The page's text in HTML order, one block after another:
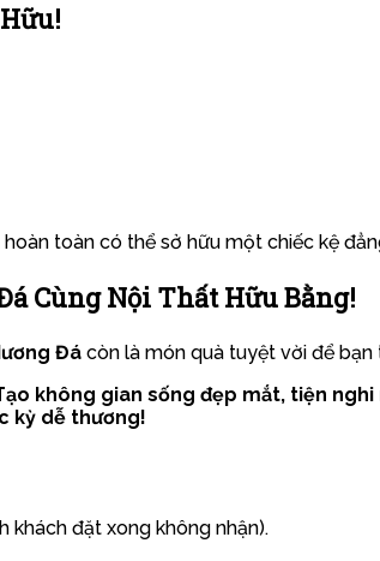
toàn có thể sở hữu một chiếc kệ
Cùng Nội Thất Hữu Bằng!
Đá còn là món quà tuyệt vời để
không gian sống đẹp mắt, tiện
kỳ dễ thương!
khách đặt xong không nhận).